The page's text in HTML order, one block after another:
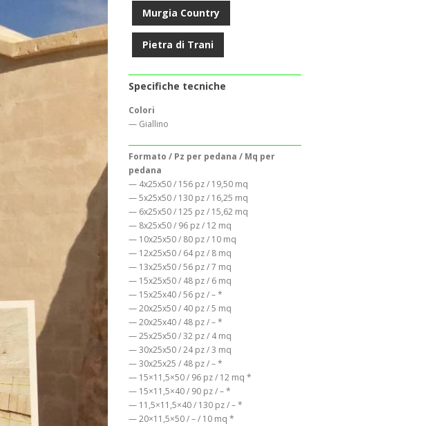
Murgia Country
Pietra di Trani
Specifiche tecniche
Colori
— Giallino
Formato / Pz per pedana / Mq per
pedana
— 4x25x50 / 156 pz / 19,50 mq
— 5x25x50 / 130 pz / 16,25 mq
— 6x25x50 / 125 pz / 15,62 mq
— 8x25x50 / 96 pz / 12 mq
— 10x25x50 / 80 pz / 10 mq
— 12x25x50 / 64 pz / 8 mq
— 13x25x50 / 56 pz / 7 mq
— 15x25x50 / 48 pz / 6 mq
— 15x25x40 / 56 pz / – *
— 20x25x50 / 40 pz / 5 mq
— 20x25x40 / 48 pz / – *
— 25x25x50 / 32 pz / 4 mq
— 30x25x50 / 24 pz / 3 mq
— 30x25x25 / 48 pz / – *
— 15×11,5×50 / 96 pz / 12 mq *
— 15×11,5×40 / 90 pz / – *
— 11,5×11,5×40 / 130 pz / – *
— 20×11,5×50 / – / 10 mq *